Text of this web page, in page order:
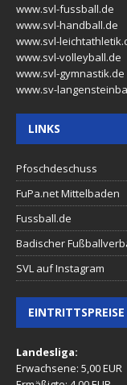
www.svl-fussball.de
www.svl-handball.de
www.svl-
www.svl-volleyball.de
www.svl-gymnastik.de
www.sv-
LINKS
Pfoschdeschuss
FuPa.net Mittelbaden
Fussball.de
Badischer
SVL auf Instagram
Landesliga:
Erwachsene: 5,00 EUR